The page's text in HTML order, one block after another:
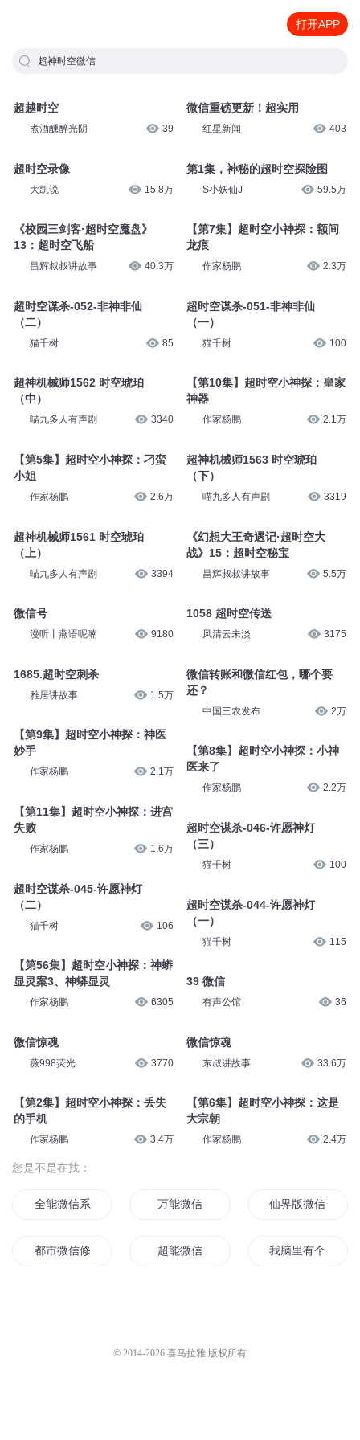
打开APP
超神时空微信
超越时空
煮酒醺醉光阴 39
超时空录像
大凯说 15.8万
《校园三剑客·超时空魔盘》
13：超时空飞船
昌辉叔叔讲故事 40.3万
超时空谋杀-052-非神非仙
（二）
猫千树 85
超神机械师1562 时空琥珀
（中）
喵九多人有声剧 3340
【第5集】超时空小神探：刁蛮
小姐
作家杨鹏 2.6万
超神机械师1561 时空琥珀
（上）
喵九多人有声剧 3394
微信号
漫听丨燕语呢喃 9180
1685.超时空刺杀
雅居讲故事 1.5万
【第9集】超时空小神探：神医
妙手
作家杨鹏 2.1万
【第11集】超时空小神探：进宫
失败
作家杨鹏 1.6万
超时空谋杀-045-许愿神灯
（二）
猫千树 106
【第56集】超时空小神探：神蟒
显灵案3、神蟒显灵
作家杨鹏 6305
微信惊魂
薇998荧光 3770
【第2集】超时空小神探：丢失
的手机
作家杨鹏 3.4万
微信重磅更新！超实用
红星新闻 403
第1集，神秘的超时空探险图
S小妖仙J 59.5万
【第7集】超时空小神探：额间
龙痕
作家杨鹏 2.3万
超时空谋杀-051-非神非仙
（一）
猫千树 100
【第10集】超时空小神探：皇家
神器
作家杨鹏 2.1万
超神机械师1563 时空琥珀
（下）
喵九多人有声剧 3319
《幻想大王奇遇记·超时空大
战》15：超时空秘宝
昌辉叔叔讲故事 5.5万
1058 超时空传送
风清云未淡 3175
微信转账和微信红包，哪个要
还？
中国三农发布 2万
【第8集】超时空小神探：小神
医来了
作家杨鹏 2.2万
超时空谋杀-046-许愿神灯
（三）
猫千树 100
超时空谋杀-044-许愿神灯
（一）
猫千树 115
39 微信
有声公馆 36
微信惊魂
东叔讲故事 33.6万
【第6集】超时空小神探：这是
大宗朝
作家杨鹏 2.4万
您是不是在找：
全能微信系统 万能微信 仙界版微信
都市微信修仙 超能微信 我脑里有个微信
© 2014-2026 喜马拉雅 版权所有